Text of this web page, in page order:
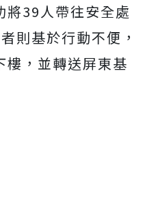
將39人帶往安全處
則基於行動不便，
樓，並轉送屏東基